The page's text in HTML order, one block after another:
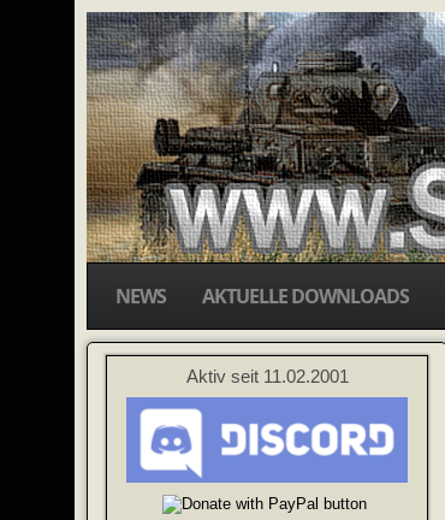
NEWS AKTUELLE DOWNLOADS
Aktiv seit 11.02.2001